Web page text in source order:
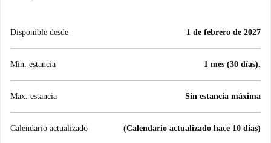
Disponible desde 1 de febrero de 2027
Min. estancia 1 mes (30 días).
Max. estancia Sin estancia máxima
Calendario actualizado (Calendario actualizado hace 10 días)